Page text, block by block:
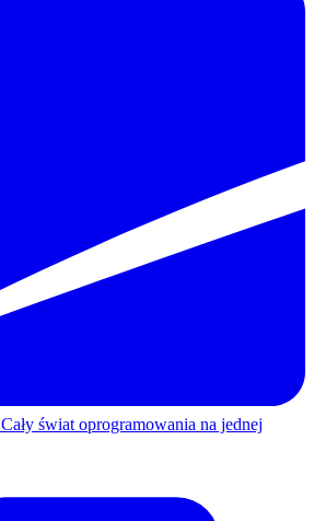
Cały świat oprogramowania na jednej